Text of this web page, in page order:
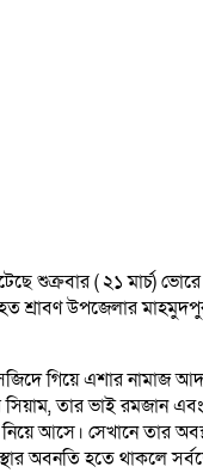
শুক্রবার ( ২১ মার্চ)
উপজেলার মাহমুদপুর
গিয়ে এশার নামাজ
পর সিয়াম, তার ভাই
আসে। সেখানে তার
অবনতি হতে থাকলে